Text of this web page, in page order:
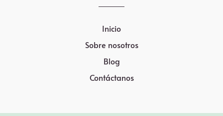
Inicio
Sobre nosotros
Blog
Contáctanos